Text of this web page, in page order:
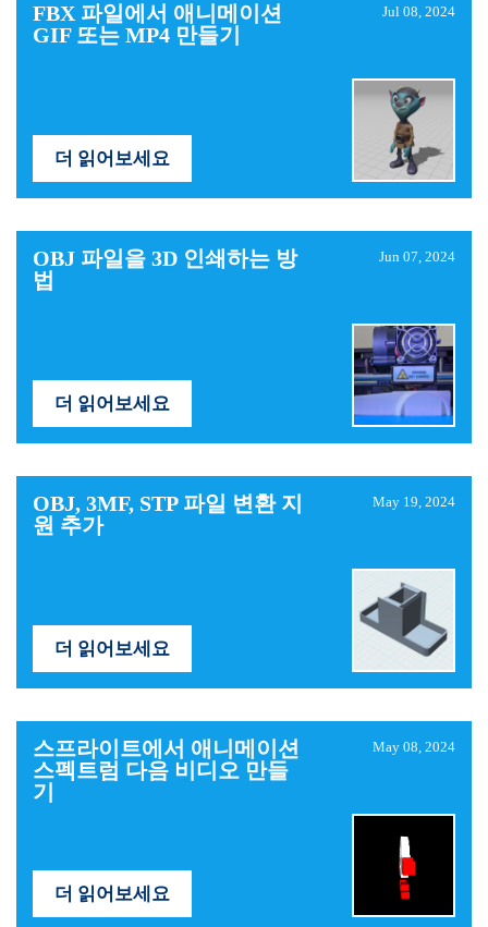
FBX ​​파일에서 애니메이션
GIF 또는 MP4 만들기
Jul 08, 2024
더 읽어보세요
OBJ 파일을 3D 인쇄하는 방
법
Jun 07, 2024
더 읽어보세요
OBJ, 3MF, STP 파일 변환 지
원 추가
May 19, 2024
더 읽어보세요
스프라이트에서 애니메이션
스펙트럼 다음 비디오 만들
기
May 08, 2024
더 읽어보세요